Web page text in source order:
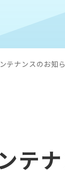
テナンスのお
テ